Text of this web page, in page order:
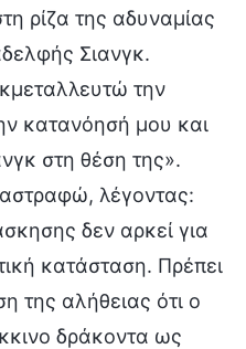
ρίζα της αδυναμίας
Σιανγκ.
την
κατανόησή μου και
στη θέση της».
λέγοντας:
δεν αρκεί για
κατάσταση. Πρέπει
της αλήθειας ότι ο
δράκοντα ως